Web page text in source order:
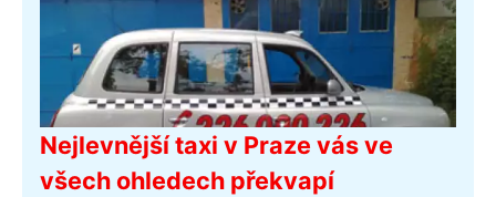
Nejlevnější taxi v Praze vás ve
všech ohledech překvapí